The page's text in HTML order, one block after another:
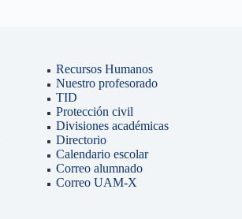
Recursos Humanos
Nuestro profesorado
TID
Protección civil
Divisiones académicas
Directorio
Calendario escolar
Correo alumnado
Correo UAM-X